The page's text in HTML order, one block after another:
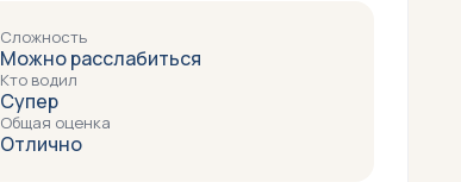
Сложность
Можно расслабиться
Кто водил
Супер
Общая оценка
Отлично